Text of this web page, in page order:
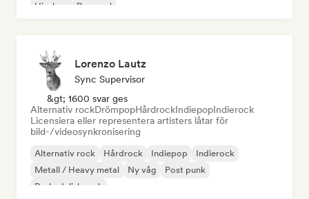
Hip-hop
Pop soul
Lorenzo Lautz
Sync Supervisor
&gt; 1600 svar ges
Alternativ rockDrömpopHårdrockIndiepopIndierock
Licensiera eller representera artisters låtar för
bild-/videosynkronisering
Alternativ rock Hårdrock Indiepop
Indierock
Metall / Heavy metal
Ny våg
Post punk
Psykedelisk rock